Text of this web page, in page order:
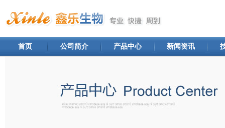
首页 公司简介 产品中心 新闻资讯